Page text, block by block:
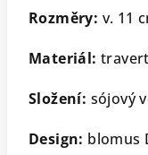
Rozměry: v. 11
Materiál:
Složení: sójový
Design: blomus